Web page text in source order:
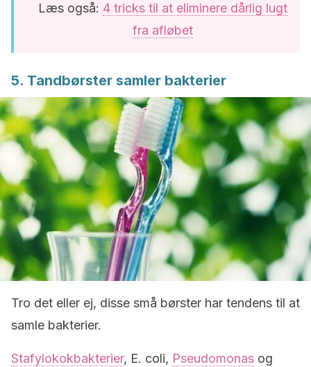
Læs også: 4 tricks til at eliminere dårlig lugt
fra afløbet
5. Tandbørster samler bakterier
Tro det eller ej, disse små børster har tendens til at
samle bakterier.
Stafylokokbakterier, E. coli, Pseudomonas og